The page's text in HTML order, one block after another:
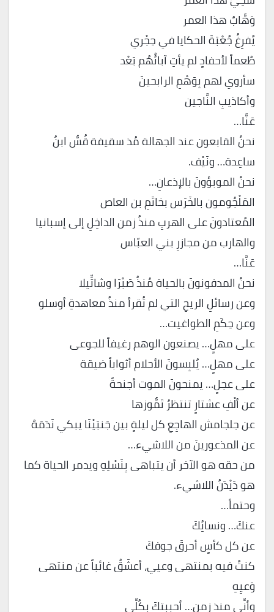
وَهَّابٌ هذا العمر
يُفرِغُ جُعْبَةَ الحكايا في حِجْري
طُعماً لأحفادٍ لم يأتِ آبائُهُم بَعْد
سأروي لهم بِوَهْمِ الرابحينَ
وأكاذيبِ النَّاجين
عَنَّا…
نحنُ القابعون عند الجهالة مُذ سقيفة قُسُّ ابنُ
ساعِدة… ونَيْف.
نحنُ الموبؤونَ بالإذعانِ…
المَلْجُومون بالخَرَس بخاتَمِ بن العاص
المُعتادونَ على الهربِ منذُ زمن الداخِلِ إلى إسبانيا
والهارب من مجازرِ بني العبّاس
عَنَّا…
نحنُ المدفونونَ بالحياة مُنذُ صَبْرَا وشاتِّيلا
وعن رسائلِ الريحِ التي لم تُقرأ منذُ معاهدةِ أوسلو
وعن حِكَمِ الطواغيت…
على مهلٍ… يصنعون الوهم رغيفاً للجوعى
على مهلٍ… يُلبِسونَ الأحلام أثواباً ضيقة
على عجلٍ… يمنحونَ الموت أجنحةً
عن ألْفِ عشتارٍ تنتظرُ تَمُّوزها
عن جلجامش الهاجِعِ كل ليلةٍ بين جَنبَيْنَا يبكي نَدَمَهُ
عن المذعورينَ من اللاشيء…
من حقه هو الآخر أن يتباهى بِنَسْلِهِ ويدمر الحياة كما
هو دَيْدَنُ اللاشيء.
وحتماً…
عنكَ… ونسائِكَ
عن كل كأسٍ أحرقَ جوفكَ
كنتُ فيه بمنتهى وعيي، أعشَقُ غائباً عن منتهى
وَعيِهِ
وأنِّي منذ زمنٍ… أحببتكَ بِكُلِّي